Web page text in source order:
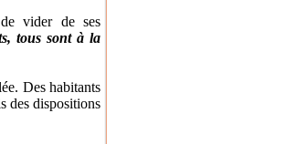
vider de ses
tous sont à la
Des habitants
des dispositions